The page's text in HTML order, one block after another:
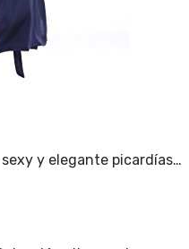
y elegante picardías…